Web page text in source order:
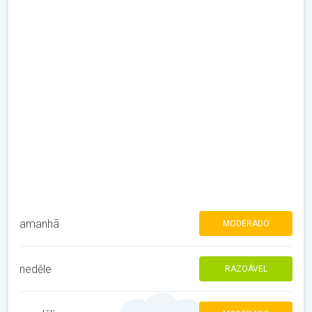
amanhã MODERADO
neděle RAZOÁVEL